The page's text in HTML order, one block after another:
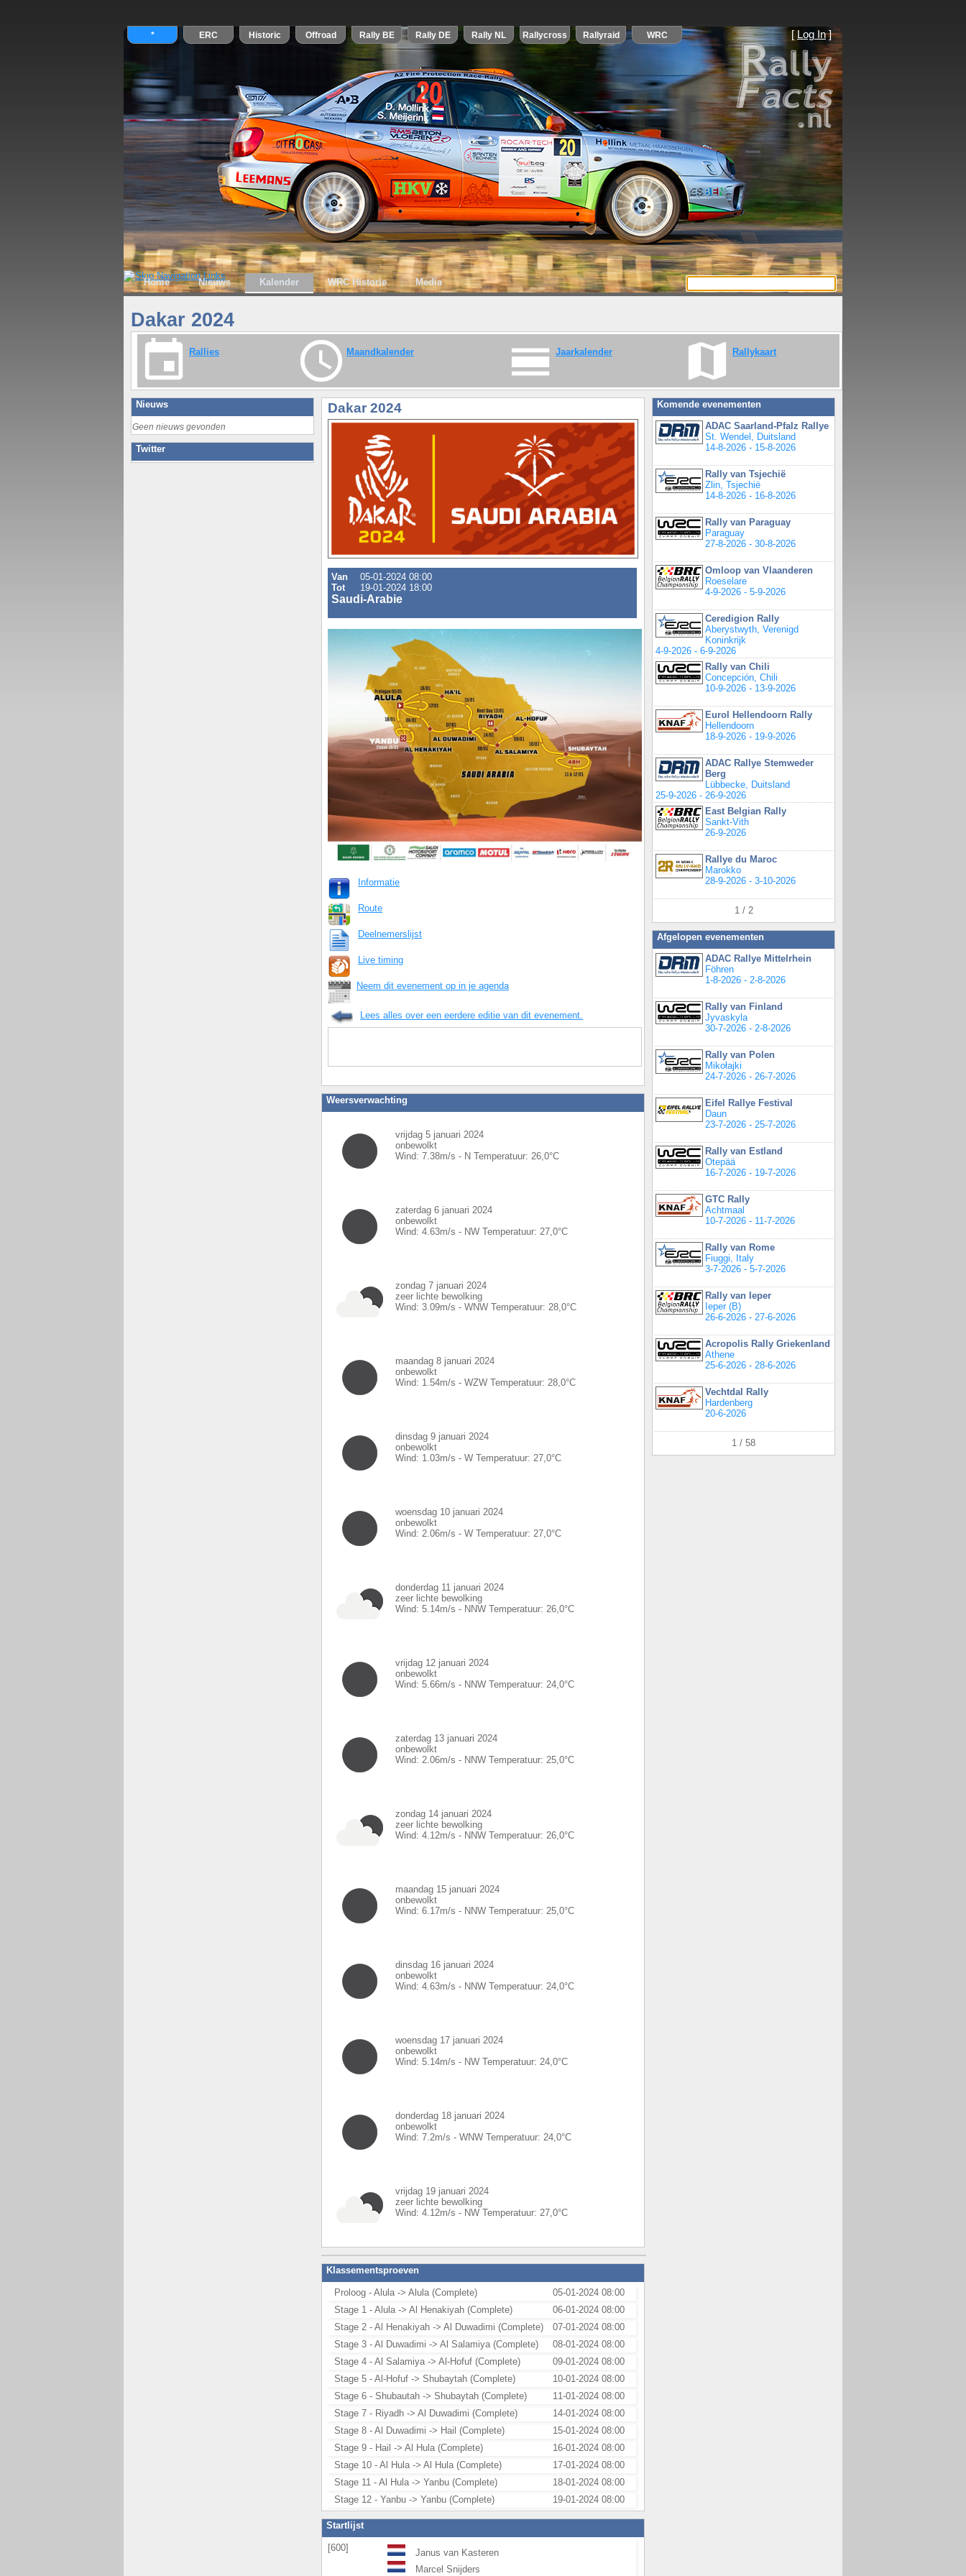
[ Log In]
Home Nieuws Kalender WRC Historie Media
Dakar 2024
Rallies Maandkalender Jaarkalender Rallykaart
Nieuws
Geen nieuws gevonden
Twitter
Dakar 2024
Van
05-01-2024 08:00
Tot
19-01-2024 18:00
Saudi-Arabie
Informatie
Route
Deelnemerslijst
Live timing
Neem dit evenement op in je agenda
Lees alles over een eerdere editie van dit evenement.
Weersverwachting
vrijdag 5 januari 2024
onbewolkt
Wind: 7.38m/s - N Temperatuur: 26,0°C
zaterdag 6 januari 2024
onbewolkt
Wind: 4.63m/s - NW Temperatuur: 27,0°C
zondag 7 januari 2024
zeer lichte bewolking
Wind: 3.09m/s - WNW Temperatuur: 28,0°C
maandag 8 januari 2024
onbewolkt
Wind: 1.54m/s - WZW Temperatuur: 28,0°C
dinsdag 9 januari 2024
onbewolkt
Wind: 1.03m/s - W Temperatuur: 27,0°C
woensdag 10 januari 2024
onbewolkt
Wind: 2.06m/s - W Temperatuur: 27,0°C
donderdag 11 januari 2024
zeer lichte bewolking
Wind: 5.14m/s - NNW Temperatuur: 26,0°C
vrijdag 12 januari 2024
onbewolkt
Wind: 5.66m/s - NNW Temperatuur: 24,0°C
zaterdag 13 januari 2024
onbewolkt
Wind: 2.06m/s - NNW Temperatuur: 25,0°C
zondag 14 januari 2024
zeer lichte bewolking
Wind: 4.12m/s - NNW Temperatuur: 26,0°C
maandag 15 januari 2024
onbewolkt
Wind: 6.17m/s - NNW Temperatuur: 25,0°C
dinsdag 16 januari 2024
onbewolkt
Wind: 4.63m/s - NNW Temperatuur: 24,0°C
woensdag 17 januari 2024
onbewolkt
Wind: 5.14m/s - NW Temperatuur: 24,0°C
donderdag 18 januari 2024
onbewolkt
Wind: 7.2m/s - WNW Temperatuur: 24,0°C
vrijdag 19 januari 2024
zeer lichte bewolking
Wind: 4.12m/s - NW Temperatuur: 27,0°C
Klassementsproeven
Proloog - Alula -> Alula (Complete)
05-01-2024 08:00
Stage 1 - Alula -> Al Henakiyah (Complete)
06-01-2024 08:00
Stage 2 - Al Henakiyah -> Al Duwadimi (Complete)
07-01-2024 08:00
Stage 3 - Al Duwadimi -> Al Salamiya (Complete)
08-01-2024 08:00
Stage 4 - Al Salamiya -> Al-Hofuf (Complete)
09-01-2024 08:00
Stage 5 - Al-Hofuf -> Shubaytah (Complete)
10-01-2024 08:00
Stage 6 - Shubautah -> Shubaytah (Complete)
11-01-2024 08:00
Stage 7 - Riyadh -> Al Duwadimi (Complete)
14-01-2024 08:00
Stage 8 - Al Duwadimi -> Hail (Complete)
15-01-2024 08:00
Stage 9 - Hail -> Al Hula (Complete)
16-01-2024 08:00
Stage 10 - Al Hula -> Al Hula (Complete)
17-01-2024 08:00
Stage 11 - Al Hula -> Yanbu (Complete)
18-01-2024 08:00
Stage 12 - Yanbu -> Yanbu (Complete)
19-01-2024 08:00
Startlijst
[600]
Janus van Kasteren
Marcel Snijders
Komende evenementen
ADAC Saarland-Pfalz Rallye
St. Wendel, Duitsland
14-8-2026 - 15-8-2026
Rally van Tsjechië
Zlin, Tsjechië
14-8-2026 - 16-8-2026
Rally van Paraguay
Paraguay
27-8-2026 - 30-8-2026
Omloop van Vlaanderen
Roeselare
4-9-2026 - 5-9-2026
Ceredigion Rally
Aberystwyth, Verenigd
Koninkrijk
4-9-2026 - 6-9-2026
Rally van Chili
Concepción, Chili
10-9-2026 - 13-9-2026
Eurol Hellendoorn Rally
Hellendoorn
18-9-2026 - 19-9-2026
ADAC Rallye Stemweder
Berg
Lübbecke, Duitsland
25-9-2026 - 26-9-2026
East Belgian Rally
Sankt-Vith
26-9-2026
Rallye du Maroc
Marokko
28-9-2026 - 3-10-2026
1 / 2
Afgelopen evenementen
ADAC Rallye Mittelrhein
Föhren
1-8-2026 - 2-8-2026
Rally van Finland
Jyvaskyla
30-7-2026 - 2-8-2026
Rally van Polen
Mikołajki
24-7-2026 - 26-7-2026
Eifel Rallye Festival
Daun
23-7-2026 - 25-7-2026
Rally van Estland
Otepää
16-7-2026 - 19-7-2026
GTC Rally
Achtmaal
10-7-2026 - 11-7-2026
Rally van Rome
Fiuggi, Italy
3-7-2026 - 5-7-2026
Rally van Ieper
Ieper (B)
26-6-2026 - 27-6-2026
Acropolis Rally Griekenland
Athene
25-6-2026 - 28-6-2026
Vechtdal Rally
Hardenberg
20-6-2026
1 / 58